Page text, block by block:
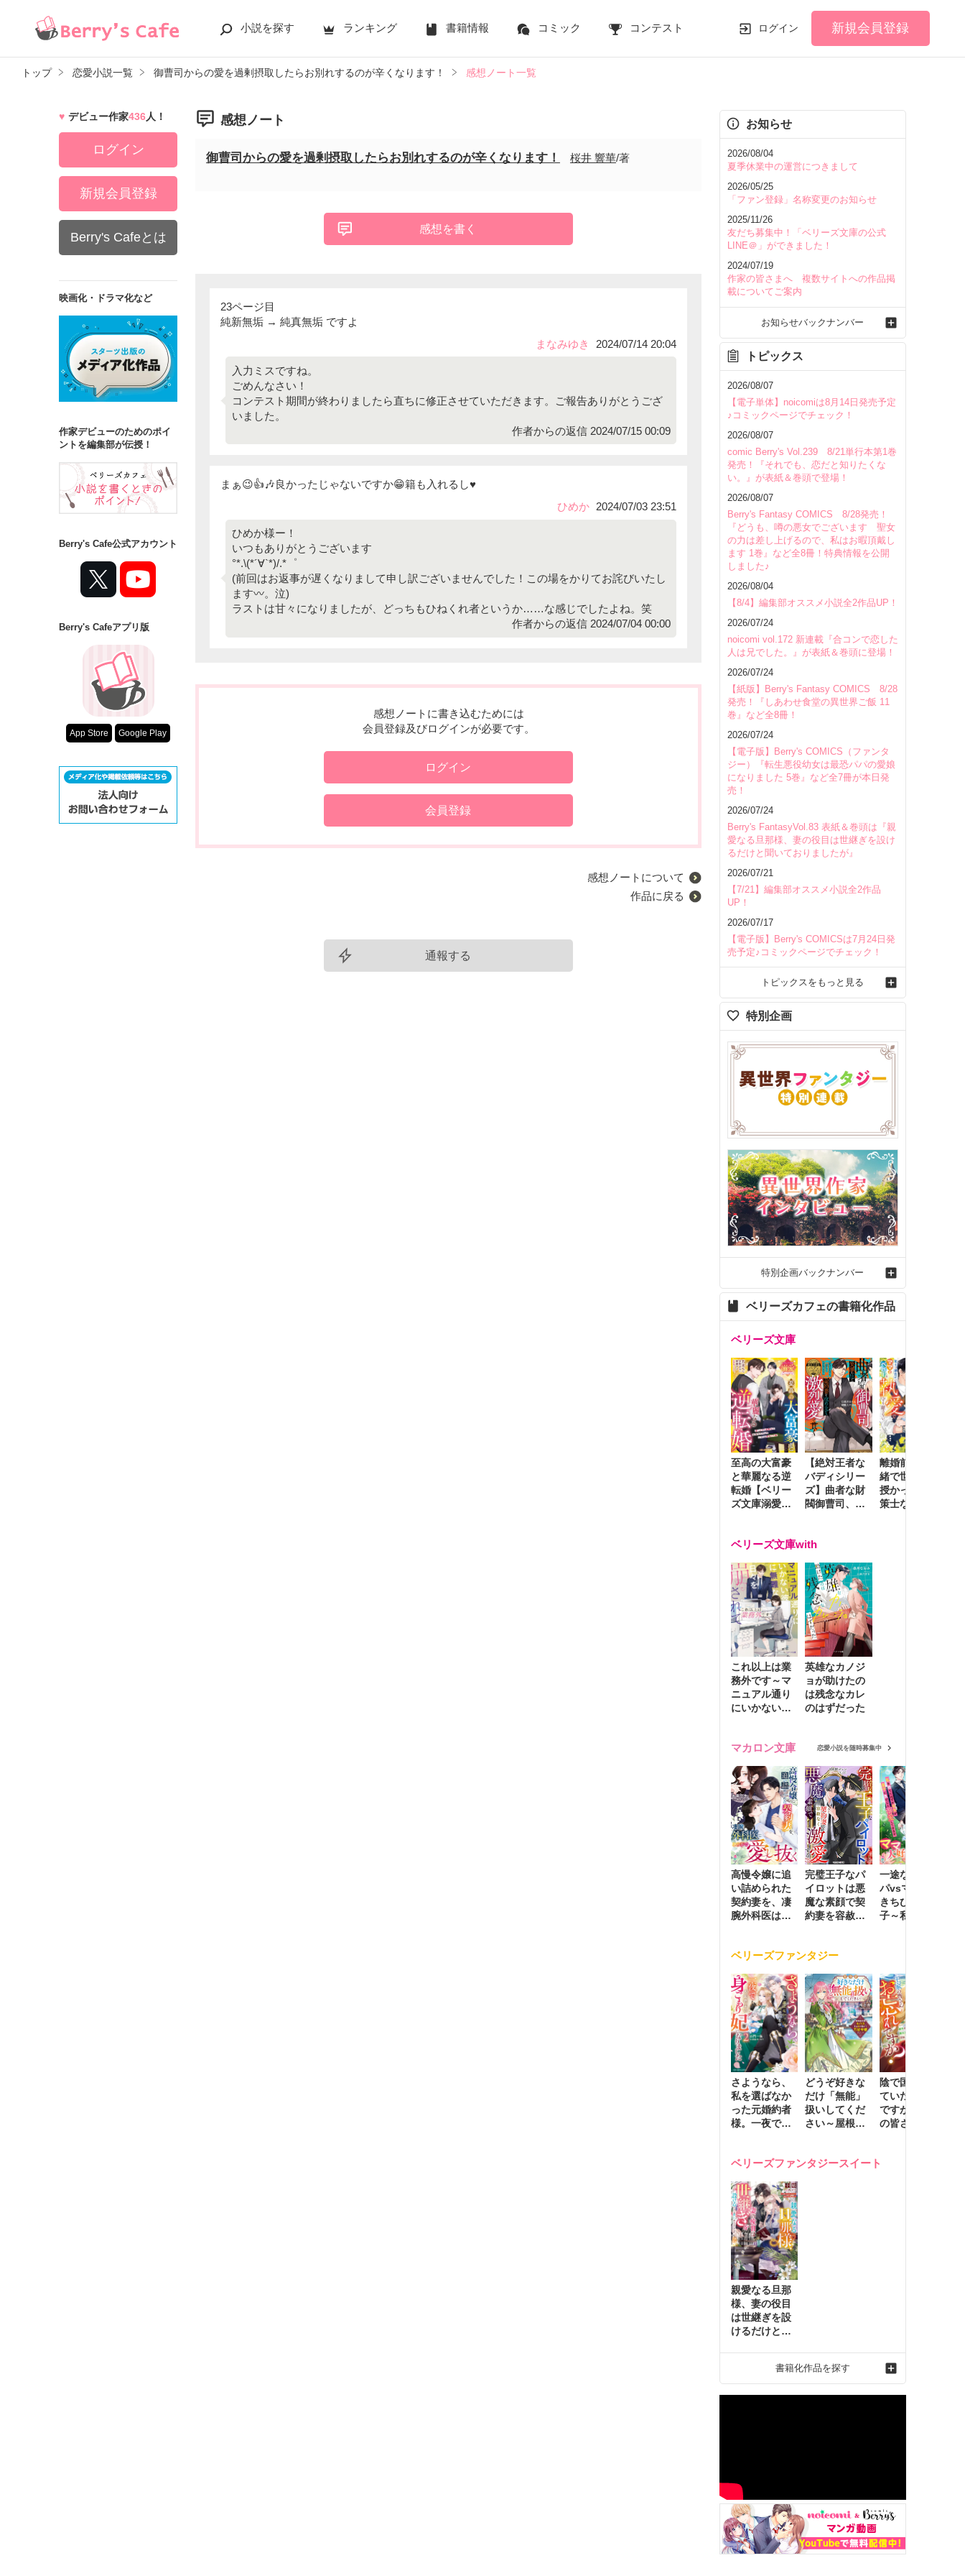
小説を探す ランキング 書籍情報 コミック コンテスト ログイン 新規会員登録
トップ 恋愛小説一覧 御曹司からの愛を過剰摂取したらお別れするのが辛くなります！ 感想ノート一覧
感想ノート
御曹司からの愛を過剰摂取したらお別れするのが辛くなります！ 桜井 響華/著
感想を書く
23ページ目
純新無垢 → 純真無垢 ですよ
まなみゆき
2024/07/14 20:04
入力ミスですね。
ごめんなさい！
コンテスト期間が終わりましたら直ちに修正させていただきます。ご報告ありがとうござ
いました。
作者からの返信 2024/07/15 00:09
まぁ😉👍️🎶良かったじゃないですか😁籍も入れるし♥️
ひめか 2024/07/03 23:51
ひめか様ー！
いつもありがとうございます
°*.\(*´∀`*)/.*゜
(前回はお返事が遅くなりまして申し訳ございませんでした！この場をかりてお詫びいたし
ます〰️。泣)
ラストは甘々になりましたが、どっちもひねくれ者というか……な感じでしたよね。笑
作者からの返信 2024/07/04 00:00
感想ノートに書き込むためには
会員登録及びログインが必要です。
ログイン
会員登録
感想ノートについて
作品に戻る
通報する
デビュー作家436人！
ログイン
新規会員登録
Berry's Cafeとは
映画化・ドラマ化など
作家デビューのためのポイ
ントを編集部が伝授！
Berry's Cafe公式アカウント
Berry's Cafeアプリ版
App Store Google Play
お知らせ
2026/08/04
夏季休業中の運営につきまして
2026/05/25
「ファン登録」名称変更のお知らせ
2025/11/26
友だち募集中！「ベリーズ文庫の公式
LINE＠」ができました！
2024/07/19
作家の皆さまへ 複数サイトへの作品掲
載についてご案内
お知らせバックナンバー
トピックス
2026/08/07
【電子単体】noicomiは8月14日発売予定
♪コミックページでチェック！
2026/08/07
comic Berry's Vol.239 8/21単行本第1巻
発売！『それでも、恋だと知りたくな
い。』が表紙＆巻頭で登場！
2026/08/07
Berry's Fantasy COMICS 8/28発売！
『どうも、噂の悪女でございます 聖女
の力は差し上げるので、私はお暇頂戴し
ます 1巻』など全8冊！特典情報を公開
しました♪
2026/08/04
【8/4】編集部オススメ小説全2作品UP！
2026/07/24
noicomi vol.172 新連載『合コンで恋した
人は兄でした。』が表紙＆巻頭に登場！
2026/07/24
【紙版】Berry's Fantasy COMICS 8/28
発売！『しあわせ食堂の異世界ご飯 11
巻』など全8冊！
2026/07/24
【電子版】Berry's COMICS（ファンタ
ジー）『転生悪役幼女は最恐パパの愛娘
になりました 5巻』など全7冊が本日発
売！
2026/07/24
Berry's FantasyVol.83 表紙＆巻頭は『親
愛なる旦那様、妻の役目は世継ぎを設け
るだけと聞いておりましたが』
2026/07/21
【7/21】編集部オススメ小説全2作品
UP！
2026/07/17
【電子版】Berry's COMICSは7月24日発
売予定♪コミックページでチェック！
トピックスをもっと見る
特別企画
特別企画バックナンバー
ベリーズカフェの書籍化作品
ベリーズ文庫
至高の大富豪
と華麗なる逆
転婚【ベリー
ズ文庫溺愛ア
【絶対王者な
バディシリー
ズ】曲者な財
閥御曹司、笑
激烈愛で貫く
離婚前夜に内
緒で世継ぎを
授かったら～
策士な御曹司
ベリーズ文庫with
これ以上は業
務外です～マ
ニュアル通り
にいかない彼
英雄なカノジ
ョが助けたの
は残念なカレ
のはずだった
マカロン文庫 恋愛小説を随時募集中
高慢令嬢に追
い詰められた
契約妻を、凄
腕外科医はこ
完璧王子なパ
イロットは悪
魔な素顔で契
約妻を容赦な
一途な社長パ
パvsママ大好
きちびっこ息
子～私を捨て
ベリーズファンタジー
さようなら、
私を選ばなか
った元婚約者
様。一夜で大
ました２
どうぞ好きな
だけ「無能」
扱いしてくだ
さい～屋根裏
動かす万能令
陰で国を支え
ていたのは私
ですが、王家
の皆さんお忘
れ才女の辺境
ベリーズファンタジースイート
親愛なる旦那
様、妻の役目
は世継ぎを設
けるだけと聞
れ才女の幸せ
な結婚～2
書籍化作品を探す